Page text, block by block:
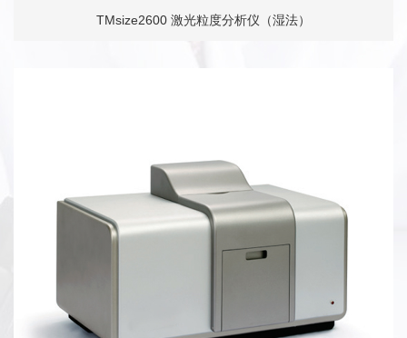
TMsize2600 激光粒度分析仪（湿法）